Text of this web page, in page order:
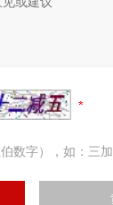
数字），如：三